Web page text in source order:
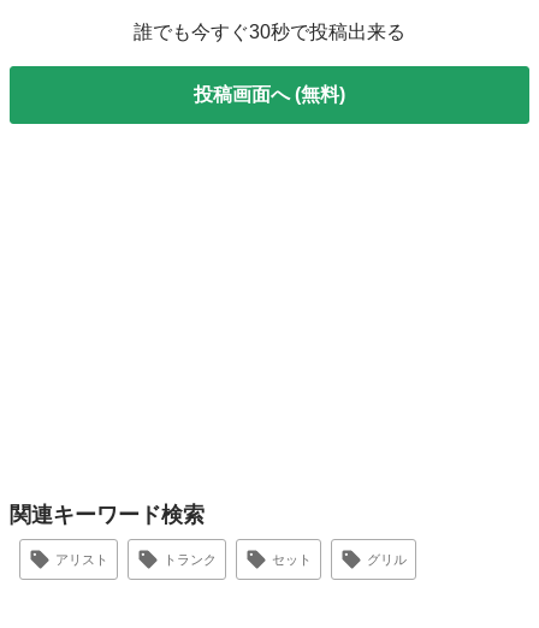
誰でも今すぐ30秒で投稿出来る
投稿画面へ (無料)
関連キーワード検索
アリスト トランク セット グリル